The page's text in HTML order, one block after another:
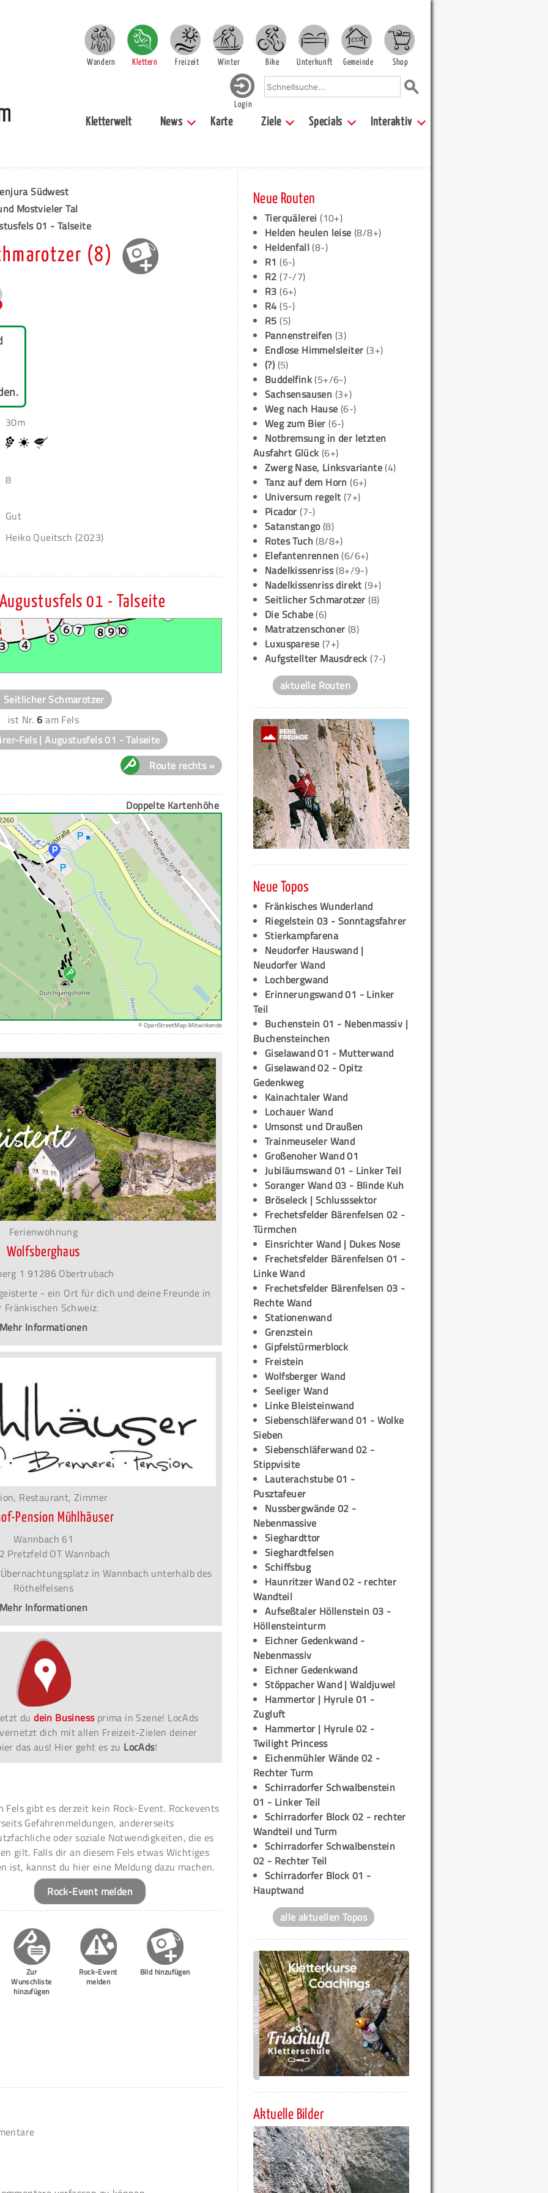
Wandern Klettern Freizeit Winter Bike Unterkunft Gemeinde Shop
Login
Kletterwelt News Karte Ziele Specials Interaktiv
Südwest
Mostvieler Tal
01 - Talseite
(8)
30m
8
Gut
Heiko Queitsch (2023)
01 - Talseite
Seitlicher Schmarotzer
ist Nr.6 am Fels
Fels | Augustusfels 01 - Talseite
Route rechts »
Doppelte Kartenhöhe
© OpenStreetMap-Mitwirkende
Ferienwohnung
Wolfsberghaus
1 91286 Obertrubach
- ein Ort für dich und deine Freunde in
Fränkischen Schweiz.
Informationen
Restaurant, Zimmer
Pension Mühlhäuser
Wannbach 61
Pretzfeld OT Wannbach
in Wannbach unterhalb des
Röthelfelsens
Informationen
dudein Businessprima in Szene! LocAds
dich mit allen Freizeit-Zielen deiner
das aus! Hier geht es zu LocAds!
Fels gibt es derzeit kein Rock-Event. Rockevents
Gefahrenmeldungen, andererseits
oder soziale Notwendigkeiten, die es
gilt. Falls dir an diesem Fels etwas Wichtiges
ist, kannst du hier eine Meldung dazu machen.
Rock-Event melden
Zur
Wunschliste
hinzufügen
Rock-Event
melden
Bild hinzufügen
Neue Routen
Tierquälerei (10+)
Helden heulen leise(8/8+)
Heldenfall(8-)
R1 (6-)
R2 (7-/7)
R3 (6+)
R4 (5-)
R5 (5)
Pannenstreifen (3)
Endlose Himmelsleiter (3+)
(?) (5)
Buddelfink(5+/6-)
Sachsensausen (3+)
Weg nach Hause (6-)
Weg zum Bier (6-)
Notbremsung in der letzten
Ausfahrt Glück (6+)
Zwerg Nase, Linksvariante(4)
Tanz auf dem Horn (6+)
Universum regelt (7+)
Picador (7-)
Satanstango(8)
Rotes Tuch(8/8+)
Elefantenrennen(6/6+)
Nadelkissenriss(8+/9-)
Nadelkissenriss direkt (9+)
Seitlicher Schmarotzer (8)
Die Schabe(6)
Matratzenschoner (8)
Luxusparese (7+)
Aufgstellter Mausdreck (7-)
aktuelle Routen
Neue Topos
Fränkisches Wunderland
Riegelstein 03 - Sonntagsfahrer
Stierkampfarena
Neudorfer Hauswand |
Neudorfer Wand
Lochbergwand
Erinnerungswand 01 - Linker
Teil
Buchenstein 01 - Nebenmassiv |
Buchensteinchen
Giselawand 01 - Mutterwand
Giselawand 02 - Opitz
Gedenkweg
Kainachtaler Wand
Lochauer Wand
Umsonst und Draußen
Trainmeuseler Wand
Großenoher Wand 01
Jubiläumswand 01 - Linker Teil
Soranger Wand 03 - Blinde Kuh
Bröseleck | Schlusssektor
Frechetsfelder Bärenfelsen 02 -
Türmchen
Einsrichter Wand | Dukes Nose
Frechetsfelder Bärenfelsen 01 -
Linke Wand
Frechetsfelder Bärenfelsen 03 -
Rechte Wand
Stationenwand
Grenzstein
Gipfelstürmerblock
Freistein
Wolfsberger Wand
Seeliger Wand
Linke Bleisteinwand
Siebenschläferwand 01 - Wolke
Sieben
Siebenschläferwand 02 -
Stippvisite
Lauterachstube 01 -
Pusztafeuer
Nussbergwände 02 -
Nebenmassive
Sieghardttor
Sieghardtfelsen
Schiffsbug
Haunritzer Wand 02 - rechter
Wandteil
Aufseßtaler Höllenstein 03 -
Höllensteinturm
Eichner Gedenkwand -
Nebenmassiv
Eichner Gedenkwand
Stöppacher Wand | Waldjuwel
Hammertor | Hyrule 01 -
Zugluft
Hammertor | Hyrule 02 -
Twilight Princess
Eichenmühler Wände 02 -
Rechter Turm
Schirradorfer Schwalbenstein
01 - Linker Teil
Schirradorfer Block 02 - rechter
Wandteil und Turm
Schirradorfer Schwalbenstein
02 - Rechter Teil
Schirradorfer Block 01 -
Hauptwand
alle aktuellen Topos
Aktuelle Bilder